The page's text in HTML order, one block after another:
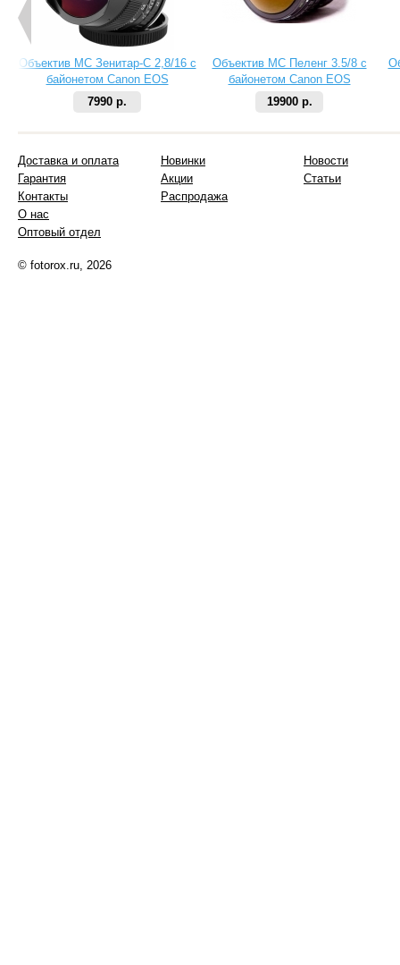
Объектив МС Зенитар-C 2,8/16 с
байонетом Canon EOS
7990 р.
Объектив МС Пеленг 3.5/8 с
байонетом Canon EOS
19900 р.
Доставка и оплата
Гарантия
Контакты
О нас
Оптовый отдел
Новинки
Акции
Распродажа
Новости
Статьи
© fotorox.ru, 2026